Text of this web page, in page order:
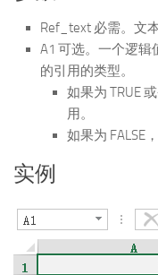
Ref_text 必需。文
A1 可选。一个逻辑
的引用的类型。
如果为 TRUE
用。
如果为 FALSE
实例